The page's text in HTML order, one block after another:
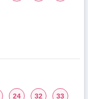
24 32
33